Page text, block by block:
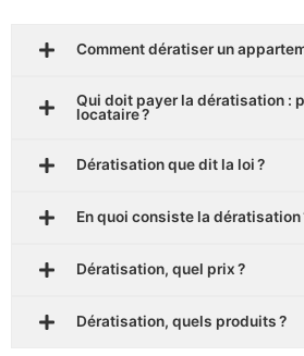
Comment dératiser un
Qui doit payer la dératisation :
locataire ?
Dératisation que dit la loi ?
En quoi consiste la dératisation
Dératisation, quel prix ?
Dératisation, quels produits ?